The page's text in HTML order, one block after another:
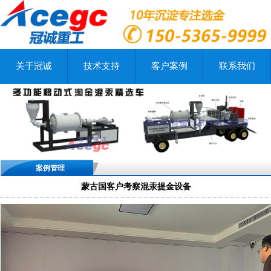
关于冠诚 技术支持 客户案例 联系我们
案例管理
蒙古国客户考察混汞提金设备